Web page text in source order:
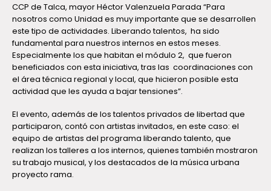
CCP de Talca, mayor Héctor Valenzuela Parada “Para
nosotros como Unidad es muy importante que se desarrollen
este tipo de actividades. Liberando talentos, ha sido
fundamental para nuestros internos en estos meses.
Especialmente los que habitan el módulo 2, que fueron
beneficiados con esta iniciativa, tras las coordinaciones con
el área técnica regional y local, que hicieron posible esta
actividad que les ayuda a bajar tensiones”.
El evento, además de los talentos privados de libertad que
participaron, contó con artistas invitados, en este caso: el
equipo de artistas del programa liberando talento, que
realizan los talleres a los internos, quienes también mostraron
su trabajo musical, y los destacados de la música urbana
proyecto rama.